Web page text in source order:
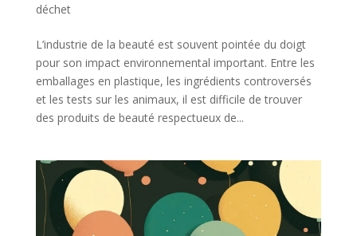
déchet
L’industrie de la beauté est souvent pointée du doigt
pour son impact environnemental important. Entre les
emballages en plastique, les ingrédients controversés
et les tests sur les animaux, il est difficile de trouver
des produits de beauté respectueux de...